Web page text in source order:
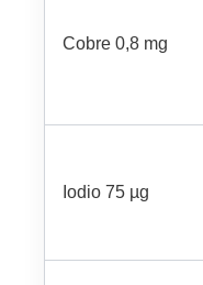
Cobre 0,8 mg
Iodio 75 µg